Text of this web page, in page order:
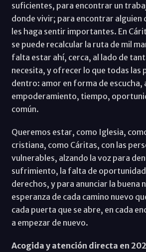
suficientes, para encontrar un
donde vivir; para encontrar alguien
les haga sentir importantes. En
se puede recalcular la ruta de mil
falta estar ahí, cerca, al lado de
necesita, y ofrecer lo que todas las
dentro: amor en forma de escucha,
empoderamiento, tiempo,
común.
Queremos estar, como Iglesia,
cristiana, como Cáritas, con las
vulnerables, alzando la voz para
sufrimiento, la falta de oportunidad
derechos, y para anunciar la buena
esperanza de cada camino nuevo
cada puerta que se abre, en cada
a empezar de nuevo.
Acogida y atención directa en